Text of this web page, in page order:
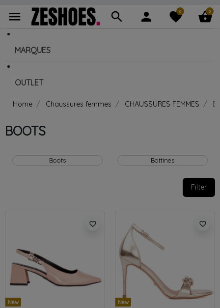
menu search person favorite
0 shopping_basket
0
MARQUES
OUTLET
Home Chaussures femmes CHAUSSURES FEMMES
BOOTS
Boots Bottines
Filter
favorite_border
New
favorite_border
New